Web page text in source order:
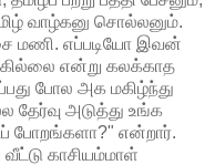
வாழ்கனு சொல்லனும்.
மணி. எப்படியோ இவன்
என்று கலக்காத
போல அக மகிழ்ந்து
தேர்வு அடுத்து உங்க
போறங்களா?" என்றார்.
காசியம்மாள்